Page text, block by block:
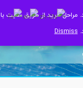
خرید از طریق سایت با
Dismiss
خرید از طریق سایت با
Dismiss